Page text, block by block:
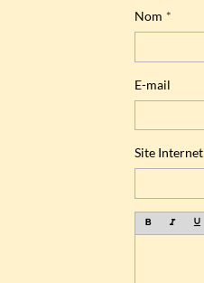
Nom
E-mail
Site Internet